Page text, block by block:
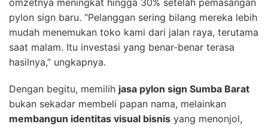
omzetnya meningkat hingga 30% setelah pemasangan
pylon sign baru. “Pelanggan sering bilang mereka lebih
mudah menemukan toko kami dari jalan raya, terutama
saat malam. Itu investasi yang benar-benar terasa
hasilnya,” ungkapnya.
Dengan begitu, memilih jasa pylon sign Sumba Barat
bukan sekadar membeli papan nama, melainkan
membangun identitas visual bisnis yang menonjol,